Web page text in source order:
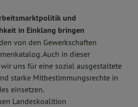
und
in Einklang bringen
von den Gewerkschaften
Auch in dieser
uns für eine sozial ausgestaltete
starke Mitbestimmungsrechte in
einsetzen.
Landeskoalition